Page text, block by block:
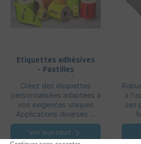
Etiquettes adhésives
- Pastilles
Créez des étiquettes
personnalisées adaptées à
vos exigences uniques
Applications diverses :...
Voir le produit
à
ses